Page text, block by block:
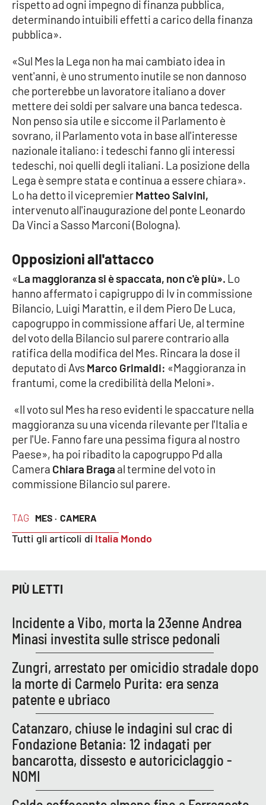
EDIZIONI
Catanzaro
Crotone
Vibo Valentia
Reggio Calabria
Cosenza
Lamezia Terme
PROGETTI
SPECIALI
Buona Sanità Calabria
LA
CALABRIAVISIONE
Destinazioni
Food
Storie
Lacplay.it
Laconair.it
Lacitymag.it
Ilreggino.it
Ilvibonese.it
Catanzarochannel.it
TAG MES · CAMERA
Tutti gli articoli di Italia Mondo
rispetto ad ogni impegno di finanza pubblica,
determinando intuibili effetti a carico della finanza
pubblica».
«Sul Mes la Lega non ha mai cambiato idea in
vent'anni, è uno strumento inutile se non dannoso
che porterebbe un lavoratore italiano a dover
mettere dei soldi per salvare una banca tedesca.
Non penso sia utile e siccome il Parlamento è
sovrano, il Parlamento vota in base all'interesse
nazionale italiano: i tedeschi fanno gli interessi
tedeschi, noi quelli degli italiani. La posizione della
Lega è sempre stata e continua a essere chiara».
Lo ha detto il vicepremierMatteo Salvini,
intervenuto all'inaugurazione del ponte Leonardo
Da Vinci a Sasso Marconi (Bologna).
Opposizioni all'attacco
«La maggioranza si è spaccata, non c'è più». Lo
hanno affermato i capigruppo di Iv in commissione
Bilancio, Luigi Marattin, e il dem Piero De Luca,
capogruppo in commissione affari Ue, al termine
del voto della Bilancio sul parere contrario alla
ratifica della modifica del Mes. Rincara la dose il
deputato di AvsMarco Grimaldi: «Maggioranza in
frantumi, come la credibilità della Meloni».
«Il voto sul Mes ha reso evidenti le spaccature nella
maggioranza su una vicenda rilevante per l'Italia e
per l'Ue. Fanno fare una pessima figura al nostro
Paese», ha poi ribadito la capogruppo Pd alla
Camera Chiara Braga al termine del voto in
commissione Bilancio sul parere.
PIÙ LETTI
Incidente a Vibo, morta la 23enne Andrea
Minasi investita sulle strisce pedonali
Zungri, arrestato per omicidio stradale dopo
la morte di Carmelo Purita: era senza
patente e ubriaco
Catanzaro, chiuse le indagini sul crac di
Fondazione Betania: 12 indagati per
bancarotta, dissesto e autoriciclaggio -
NOMI